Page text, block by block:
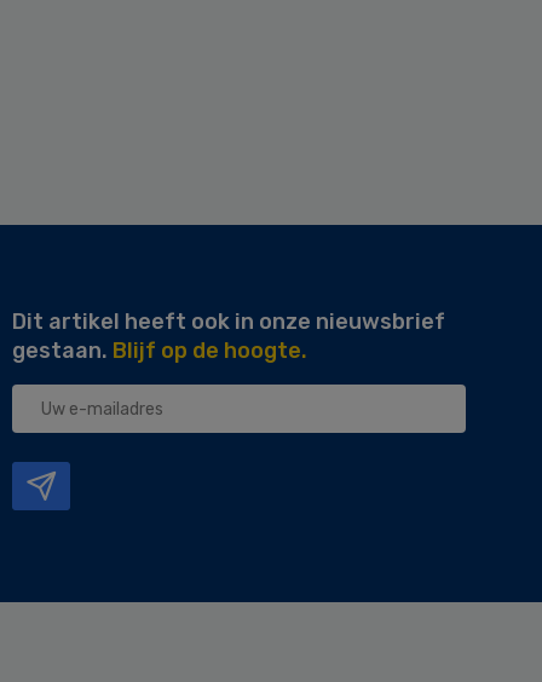
Dit artikel heeft ook in onze nieuwsbrief
gestaan. Blijf op de hoogte.
Uw